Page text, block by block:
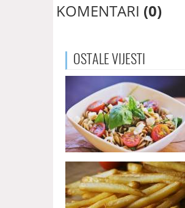
KOMENTARI (0)
OSTALEVIJESTI